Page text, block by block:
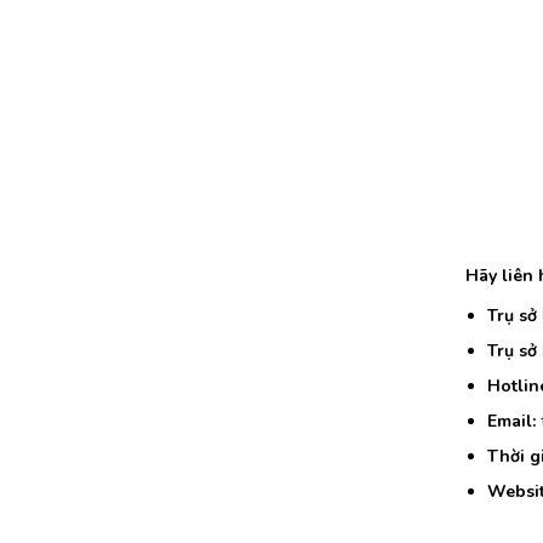
Hãy liên
Trụ sở
Trụ sở
Email:
Thời